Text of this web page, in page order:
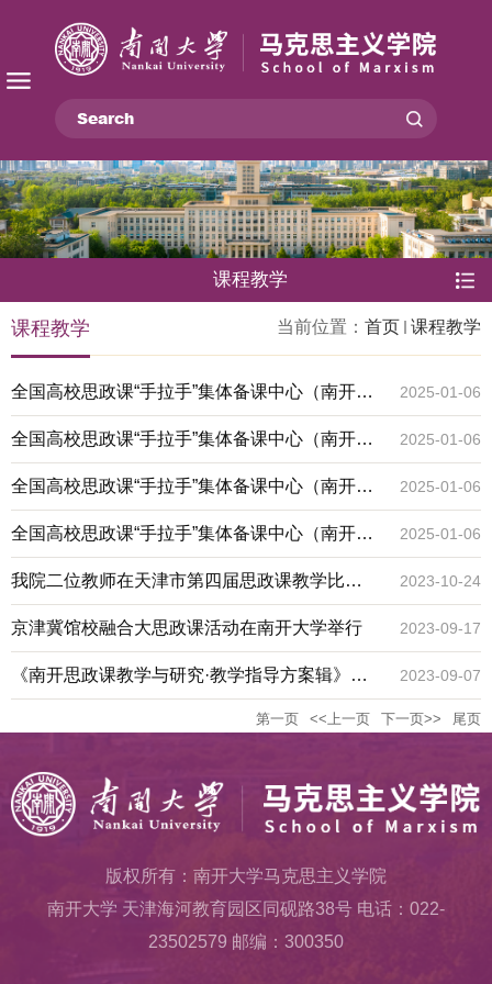
课程教学
当前位置： 首页 课程教学
课程教学
全国高校思政课“手拉手”集体备课中心（南开大
学—湖南省）2024年秋季学期第八期集体备课
会成功举行
2025-01-06
全国高校思政课“手拉手”集体备课中心（南开大
学—湖南省）2024年秋季学期第七期集体备课
会成功举行
2025-01-06
全国高校思政课“手拉手”集体备课中心（南开大
学—湖南省）2024年秋季学期第六期集体备课
会成功举行
2025-01-06
全国高校思政课“手拉手”集体备课中心（南开大
学—湖南省）2024秋季学期第五期集体备课会
成功举行
2025-01-06
我院二位教师在天津市第四届思政课教学比武
中获奖
2023-10-24
京津冀馆校融合大思政课活动在南开大学举行 2023-09-17
《南开思政课教学与研究·教学指导方案辑》正 2023-09-07
第一页 <<上一页 下一页>> 尾页
版权所有：南开大学马克思主义学院
南开大学 天津海河教育园区同砚路38号 电话：022-
23502579 邮编：300350